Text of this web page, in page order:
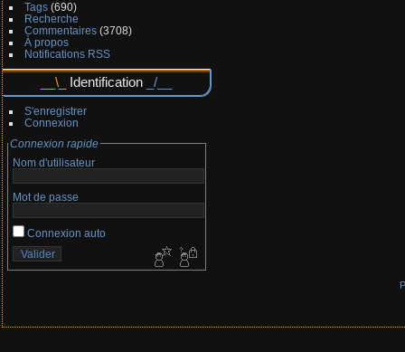
Tags(690)
Recherche
Commentaires(3708)
À propos
Notifications RSS
Identification
S'enregistrer
Connexion
Connexion rapide
Nom d'utilisateur
Mot de passe
Connexion auto